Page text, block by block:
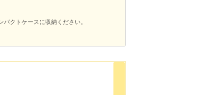
クトケースに収納ください。